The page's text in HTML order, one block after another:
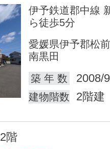
伊予鉄道郡中線
ら徒歩5分
愛媛県伊予郡松
南黒田
築 年 数
2008/
建物階数 2階建
2階